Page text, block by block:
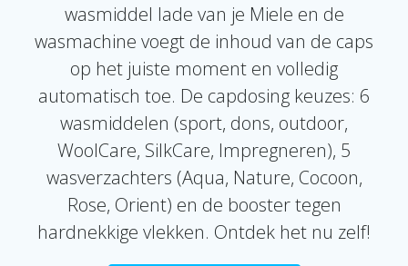
wasmiddel lade van je Miele en de
wasmachine voegt de inhoud van de caps
op het juiste moment en volledig
automatisch toe. De capdosing keuzes: 6
wasmiddelen (sport, dons, outdoor,
WoolCare, SilkCare, Impregneren), 5
wasverzachters (Aqua, Nature, Cocoon,
Rose, Orient) en de booster tegen
hardnekkige vlekken. Ontdek het nu zelf!